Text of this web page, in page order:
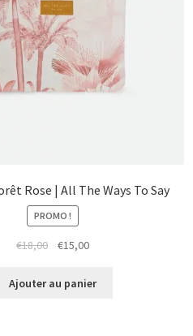
Rose | All The Ways To Say
PROMO !
€18,00
Le
initial
€15,00Le
actuel
Ajouter au panier